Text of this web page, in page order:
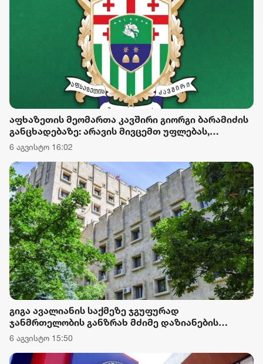
აფხაზეთის მეომართა კავშირი გიორგი ბარამიძის
განცხადებაზე: არავის მივცემთ უფლებას,
ქვეყნისთვის დამაზიანებელი განცხადებებით
ქართველი მებრძოლების ღირსება შეილახოს და
დაღუპულთა ხსოვნა პოლიტიკური მიზნებისთვის
იქნეს გამოყენებული
6 აგვისტო 16:02
გიგა ავალიანის საქმეზე ჯგუფურად
ჯანმრთელობის განზრახ მძიმე დაზიანების
წაქეზების ფაქტზე ნია იმნაძეს და განსაკუთრებით
მძიმე დანაშაულის შეუტყობინებლობის ფაქტზე
ანასტასია ბერუაშვილს ბრალდება წარუდგინეს
6 აგვისტო 15:50